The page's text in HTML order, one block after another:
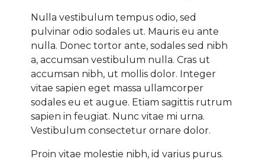
Nulla vestibulum tempus odio, sed
pulvinar odio sodales ut. Mauris eu ante
nulla. Donec tortor ante, sodales sed nibh
a, accumsan vestibulum nulla. Cras ut
accumsan nibh, ut mollis dolor. Integer
vitae sapien eget massa ullamcorper
sodales eu et augue. Etiam sagittis rutrum
sapien in feugiat. Nunc vitae mi urna.
Vestibulum consectetur ornare dolor.
Proin vitae molestie nibh, id varius purus.